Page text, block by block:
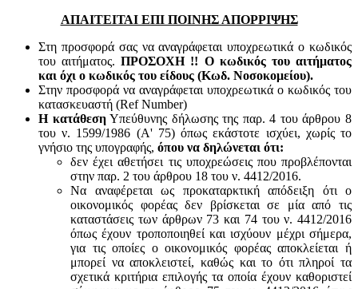
ΑΠΑΙΤΕΙΤΑΙ ΕΠΙ ΠΟΙΝΗΣ ΑΠΟΡΡΙΨΗΣ
Στη προσφορά σας να αναγράφεται υποχρεωτικά ο κωδικός
του αιτήματος.ΠΡΟΣΟΧΗ !! Ο κωδικός του αιτήματος
και όχι ο κωδικός του είδους (Κωδ. Νοσοκομείου).
Στην προσφορά να αναγράφεται υποχρεωτικά ο κωδικός του
κατασκευαστή (Ref Number)
Η κατάθεσηΥπεύθυνης δήλωσης της παρ. 4 του άρθρου 8
του ν. 1599/1986 (Α' 75) όπως εκάστοτε ισχύει, χωρίς το
γνήσιο της υπογραφής, όπου να δηλώνεται ότι:
δεν έχει αθετήσει τις υποχρεώσεις που προβλέπονται
στην παρ. 2 του άρθρου 18 του ν. 4412/2016.
Να αναφέρεται ως προκαταρκτική απόδειξη ότι ο
οικονομικός φορέας δεν βρίσκεται σε μία από τις
καταστάσεις των άρθρων 73 και 74 του ν. 4412/2016
όπως έχουν τροποποιηθεί και ισχύουν μέχρι σήμερα,
για τις οποίες ο οικονομικός φορέας αποκλείεται ή
μπορεί να αποκλειστεί, καθώς και το ότι πληροί τα
σχετικά κριτήρια επιλογής τα οποία έχουν καθοριστεί